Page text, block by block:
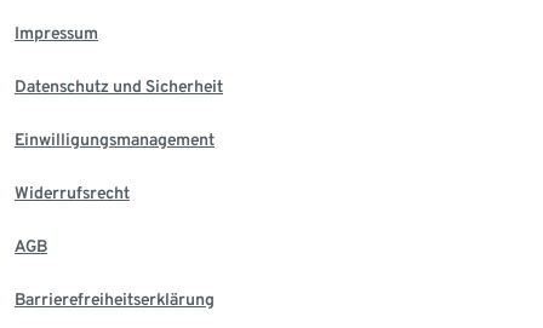
Impressum
Datenschutz und Sicherheit
Einwilligungsmanagement
Widerrufsrecht
AGB
Barrierefreiheitserklärung